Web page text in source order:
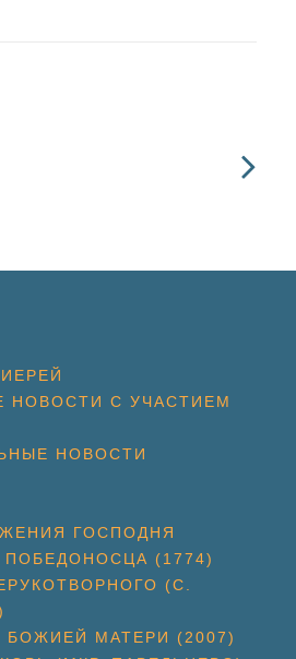
НОВОСТИ С УЧАСТИЕМ
НОВОСТИ
ГОСПОДНЯ
(1774)
(С.
БОЖИЕЙ МАТЕРИ (2007)